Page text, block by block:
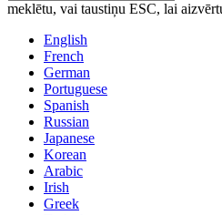
meklētu, vai taustiņu ESC, lai
English
French
German
Portuguese
Spanish
Russian
Japanese
Korean
Arabic
Irish
Greek